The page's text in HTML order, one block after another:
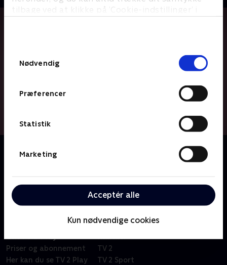
tilbage ved at klikke på ’Cookie-indstillinger’ i
Nødvendig
Præferencer
Statistik
Marketing
Acceptér alle
Kun nødvendige cookies
Om Følg mig
Hvad sker der, når privatlivet bliver ens forretning? Vi
deres liv på nettet - på godt og på ondt.
Om TV 2 Play
Priser og abonnement
Her kan du se TV 2 Play
Kanaler
TV 2
TV 2 Sport